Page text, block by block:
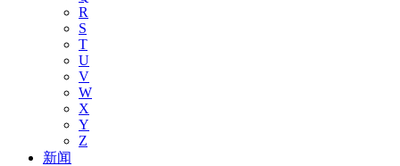
R
S
T
U
V
W
X
Y
Z
新闻